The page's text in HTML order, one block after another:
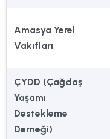
Amasya Yerel
Vakıfları
ÇYDD (Çağdaş
Yaşamı
Destekleme
Derneği)